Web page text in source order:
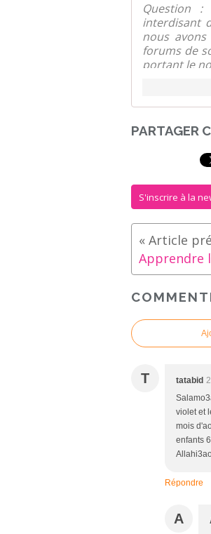
Question :
interdisant
nous
forums de
portant le
PARTAGER
S'inscrire à la
T tatabid
violet et
mois
enfants
Répondre
A